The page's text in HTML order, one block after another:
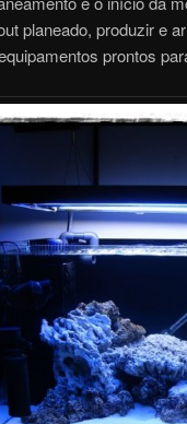
planeado, produzir e
prontos